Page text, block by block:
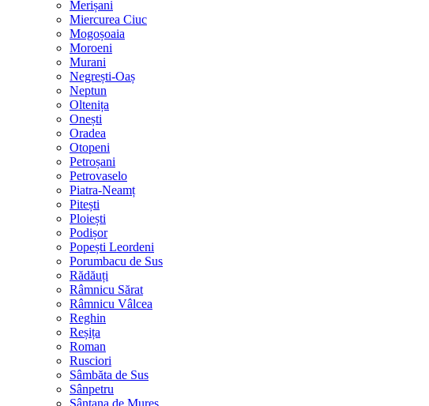
Merișani
Miercurea Ciuc
Mogoșoaia
Moroeni
Murani
Negrești-Oaș
Neptun
Oltenița
Onești
Oradea
Otopeni
Petroșani
Petrovaselo
Piatra-Neamț
Pitești
Ploiești
Podișor
Popești Leordeni
Porumbacu de Sus
Rădăuți
Râmnicu Sărat
Râmnicu Vâlcea
Reghin
Reșița
Roman
Rusciori
Sâmbăta de Sus
Sânpetru
Sântana de Mureș